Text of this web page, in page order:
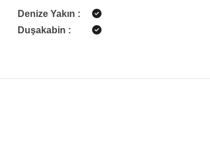
Denize Yakın :
Duşakabin :